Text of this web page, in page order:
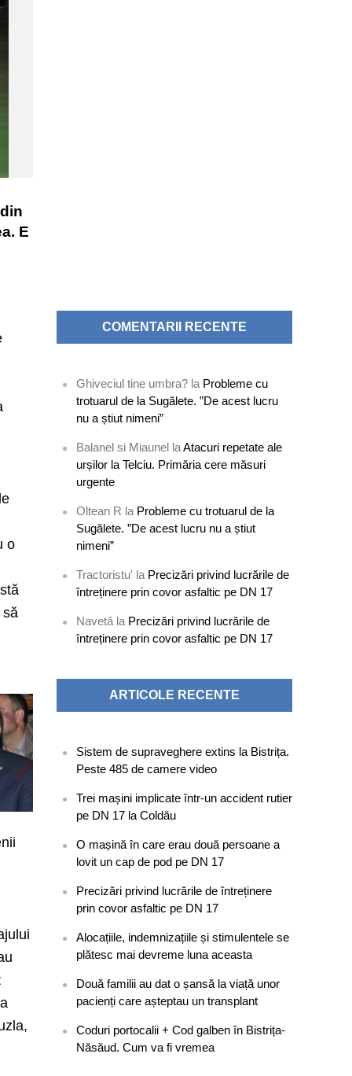
E
o
să
COMENTARII RECENTE
Ghiveciul tine umbra? la Probleme cu
trotuarul de la Sugălete. ”De acest lucru
nu a știut nimeni”
Balanel si Miaunel laAtacuri repetate ale
urșilor la Telciu. Primăria cere măsuri
urgente
Oltean R la Probleme cu trotuarul de la
Sugălete. ”De acest lucru nu a știut
nimeni”
Tractoristu' la Precizări privind lucrările de
întreținere prin covor asfaltic pe DN 17
Navetă la Precizări privind lucrările de
întreținere prin covor asfaltic pe DN 17
ARTICOLE RECENTE
Sistem de supraveghere extins la Bistrița.
Peste 485 de camere video
Trei mașini implicate într-un accident rutier
pe DN 17 la Coldău
O mașină în care erau două persoane a
lovit un cap de pod pe DN 17
Precizări privind lucrările de întreținere
prin covor asfaltic pe DN 17
Alocațiile, indemnizațiile și stimulentele se
plătesc mai devreme luna aceasta
Două familii au dat o șansă la viață unor
pacienți care așteptau un transplant
Coduri portocalii + Cod galben în Bistrița-
Năsăud. Cum va fi vremea